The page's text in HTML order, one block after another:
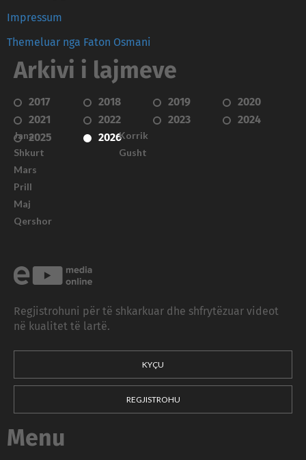
Impressum
Themeluar nga Faton Osmani
Arkivi i lajmeve
2017 2018 2019
2020
2021
2022 2023
2024
2025
2026
Janar
Shkurt
Mars
Prill
Maj
Qershor
Korrik
Gusht
Regjistrohuni për të shkarkuar dhe shfrytëzuar videot
në kualitet të lartë.
KYÇU
REGJISTROHU
Menu